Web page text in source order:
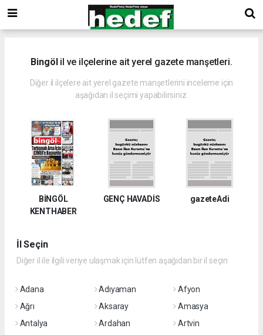
Bingölil ve ilçelerine ait yerel gazete manşetleri.
Diğer il ilçelere ait yerel gazete manşetlerini inceleme için
aşağıdan il seçimi yapabilirsiniz.
BİNGÖL
KENTHABER
GENÇ HAVADİS gazeteAdi
İl Seçin
Diğer il ile ilgili veriye ulaşmak için lütfen aşağıdan bir il seçin
Adana Adıyaman
Afyon
Ağrı
Aksaray
Amasya
Antalya
Ardahan
Artvin